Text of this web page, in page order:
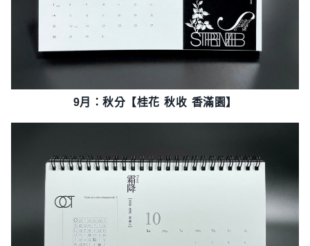
9月：秋分【桂花 秋收 香滿園】